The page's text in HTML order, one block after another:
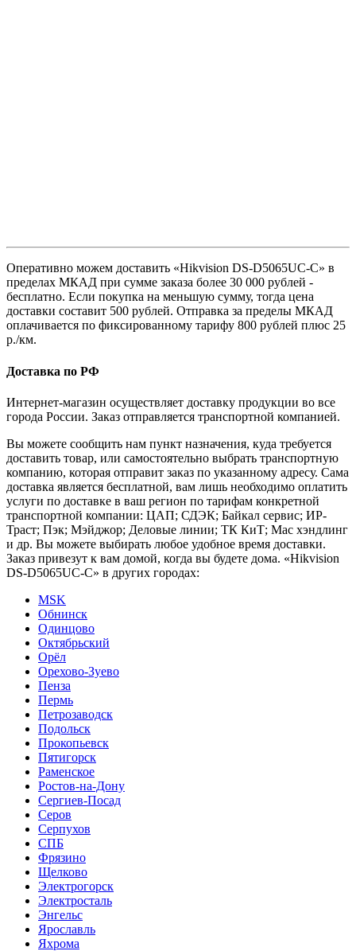
Оперативно можем доставить «Hikvision DS-D5065UC-C» в
пределах МКАД при сумме заказа более 30 000 рублей -
бесплатно. Если покупка на меньшую сумму, тогда цена
доставки составит 500 рублей. Отправка за пределы МКАД
оплачивается по фиксированному тарифу 800 рублей плюс 25
р./км.
Доставка по РФ
Интернет-магазин осуществляет доставку продукции во все
города России. Заказ отправляется транспортной компанией.
Вы можете сообщить нам пункт назначения, куда требуется
доставить товар, или самостоятельно выбрать транспортную
компанию, которая отправит заказ по указанному адресу. Сама
доставка является бесплатной, вам лишь необходимо оплатить
услуги по доставке в ваш регион по тарифам конкретной
транспортной компании: ЦАП; СДЭК; Байкал сервис; ИР-
Траст; Пэк; Мэйджор; Деловые линии; ТК КиТ; Мас хэндлинг
и др. Вы можете выбирать любое удобное время доставки.
Заказ привезут к вам домой, когда вы будете дома. «Hikvision
DS-D5065UC-C» в других городах:
MSK
Обнинск
Одинцово
Октябрьский
Орёл
Орехово-Зуево
Пенза
Пермь
Петрозаводск
Подольск
Прокопьевск
Пятигорск
Раменское
Ростов-на-Дону
Сергиев-Посад
Серов
Серпухов
СПБ
Фрязино
Щелково
Электрогорск
Электросталь
Энгельс
Ярославль
Яхрома